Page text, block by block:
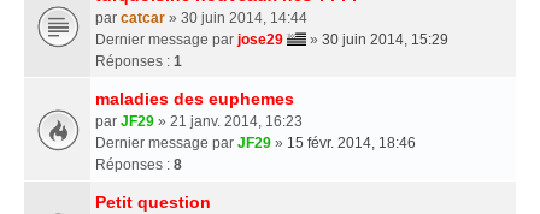
par catcar » 30 juin 2014, 14:44
Dernier message par jose29 » 30 juin 2014, 15:29
Réponses : 1
maladies des euphemes
par JF29 » 21 janv. 2014, 16:23
Dernier message par JF29 » 15 févr. 2014, 18:46
Réponses : 8
Petit question